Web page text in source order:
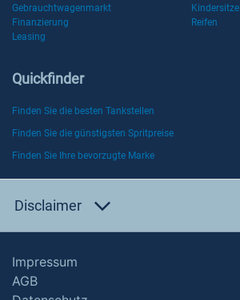
Gebrauchtwagenmarkt
Kindersitze
Finanzierung
Reifen
Leasing
Quickfinder
Finden Sie die besten Tankstellen
Finden Sie die günstigsten Spritpreise
Finden Sie Ihre bevorzugte Marke
Disclaimer
Impressum
AGB